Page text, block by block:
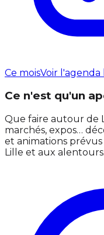
Ce moisVoir l'agenda
Ce n'est qu'un
Que faire autour de
marchés, expos…
et animations
Lille et aux alentours.